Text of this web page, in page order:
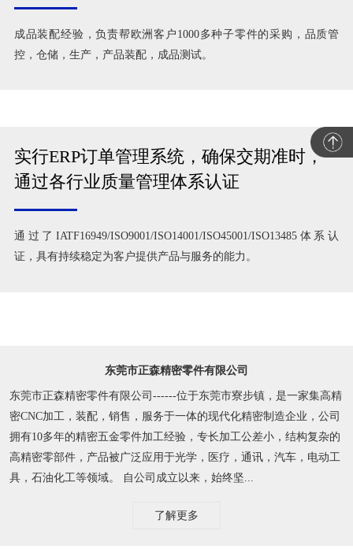
成品装配经验，负责帮欧洲客户1000多种子零件的采购，品质管
控，仓储，生产，产品装配，成品测试。
实行ERP订单管理系统，确保交期准时，
通过各行业质量管理体系认证
通过了IATF16949/ISO9001/ISO14001/ISO45001/ISO13485体系认
证，具有持续稳定为客户提供产品与服务的能力。
东莞市正森精密零件有限公司
东莞市正森精密零件有限公司------位于东莞市寮步镇，是一家集高精
密CNC加工，装配，销售，服务于一体的现代化精密制造企业，公司
拥有10多年的精密五金零件加工经验，专长加工公差小，结构复杂的
高精密零部件，产品被广泛应用于光学，医疗，通讯，汽车，电动工
具，石油化工等领域。 自公司成立以来，始终坚...
了解更多